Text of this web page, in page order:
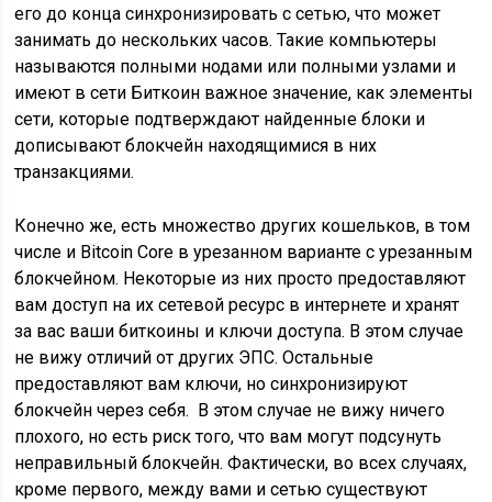
его до конца синхронизировать с сетью, что может
занимать до нескольких часов. Такие компьютеры
называются полными нодами или полными узлами и
имеют в сети Биткоин важное значение, как элементы
сети, которые подтверждают найденные блоки и
дописывают блокчейн находящимися в них
транзакциями.
Конечно же, есть множество других кошельков, в том
числе и Bitcoin Core в урезанном варианте с урезанным
блокчейном. Некоторые из них просто предоставляют
вам доступ на их сетевой ресурс в интернете и хранят
за вас ваши биткоины и ключи доступа. В этом случае
не вижу отличий от других ЭПС. Остальные
предоставляют вам ключи, но синхронизируют
блокчейн через себя. В этом случае не вижу ничего
плохого, но есть риск того, что вам могут подсунуть
неправильный блокчейн. Фактически, во всех случаях,
кроме первого, между вами и сетью существуют